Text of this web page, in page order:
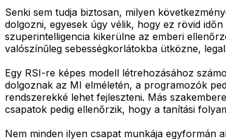
Senki sem tudja biztosan, milyen
dolgozni, egyesek úgy vélik, hogy ez rövid
szuperintelligencia kikerülne az emberi
valószínűleg sebességkorlátokba ütközne,
Egy RSI-re képes modell létrehozásához
dolgoznak az MI elméletén, a programozók
rendszerekké lehet fejleszteni. Más
csapatok pedig ellenőrzik, hogy a tanítási
Nem minden ilyen csapat munkája egyformán